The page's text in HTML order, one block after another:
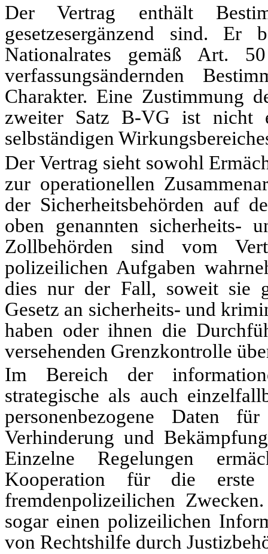
Der Vertrag enthält
gesetzesergänzend sind. Er
Nationalrates gemäß Art.
verfassungsändernden
Charakter. Eine Zustimmung
zweiter Satz B-VG ist nicht
selbständigen
Der Vertrag sieht sowohl
zur operationellen
der Sicherheitsbehörden auf
oben genannten sicherheits-
Zollbehörden sind vom
polizeilichen Aufgaben
dies nur der Fall, soweit sie
Gesetz an sicherheits- und
haben oder ihnen die
versehenden Grenzkontrolle
Im Bereich der
strategische als auch
personenbezogene Daten
Verhinde­rung und
Einzelne Regelungen
Kooperation für die erste
fremdenpolizeilichen
sogar einen polizeilichen
von Rechtshilfe durch